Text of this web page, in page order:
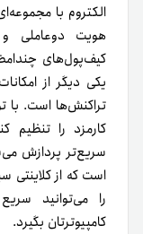
الکتروم با
هویت دوعاملی و
کیف‌پول‌های
یکی دیگر از
تراکنش‌ها است. با
کارمزد را تنظیم
سریع‌تر پردازش
است که از
را می‌توانید
کامپیوترتان بگیرد.